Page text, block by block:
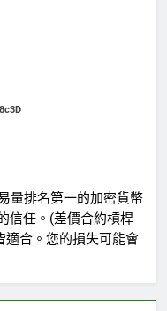
量排名第一的加密貨幣
信任。(差價合約槓桿
適合。您的損失可能會